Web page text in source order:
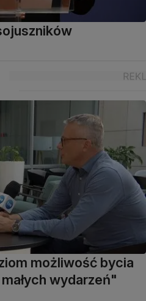
możliwość bycia
wydarzeń"